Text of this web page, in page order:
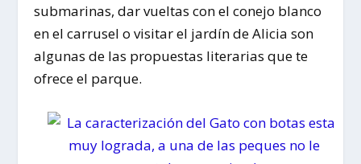
submarinas, dar vueltas con el conejo blanco
en el carrusel o visitar el jardín de Alicia son
algunas de las propuestas literarias que te
ofrece el parque.